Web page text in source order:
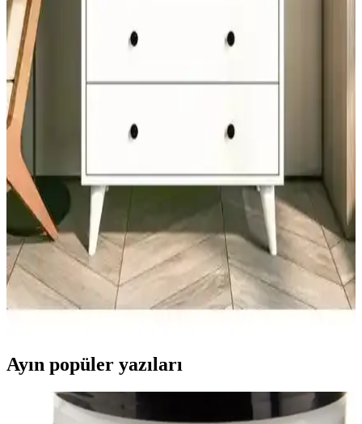
Madame Coco Agate Coco Crep Baskılı Nevresim Takımı, 4
mevsim kullanılabilirlik, %100 pamuk yapısı, coco crep dokuması
ve haki desenli tasarımıyla odanıza zarif, nefes alabilir ve dayanıklı
bir uyku seti sunar.
Cool Halı Milano 667 ve Vera 1453 modellerinin
detaylı karşılaştırması
Cool Halı Milano 667 ve Vera 1453 modellerinin malzeme, kalınlık,
kullanım alanları ve kullanıcı geri bildirimleriyle detaylı
karşılaştırması.
Montenero 5 Çekmeceli Parlak Şifonyer ile Rani
BE104 4 Çekmeceli Şifonyer Karşılaştırması:
Depolama ve Kurulum Özellikleri
Bu karşılaştırma Montenero Parlak Beyaz 5 Çekmeceli ve Rani
BE104 4Çekmeceli şifonyerleri; boyutlar, depolama kapasitesi,
malzeme kalitesi, sertifikalar (TSE, EN, ISO 9001, FSC), kurulum
süreci ve kullanıcı deneyimlerini analiz eder; paket içeriği ve
Ayın popüler yazıları